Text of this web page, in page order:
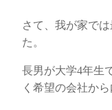
さて、我が家で
た。
長男が大学4年生
く希望の会社か